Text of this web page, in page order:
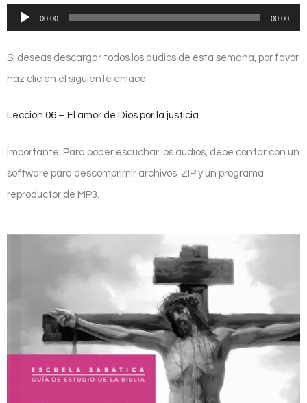
Reproductor
audio
00:00 00:00
Si deseas descargar todos los audios de esta semana, por favor
haz clic en el siguiente enlace:
Lección 06 – El amor de Dios por la justicia
Importante: Para poder escuchar los audios, debe contar con un
software para descomprimir archivos .ZIP y un programa
reproductor de MP3.